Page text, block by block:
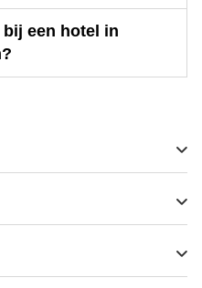
een hotel in